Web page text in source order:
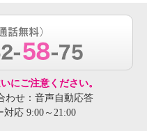
にご注意ください。
わせ：音声自動応答
応 9:00～21:00